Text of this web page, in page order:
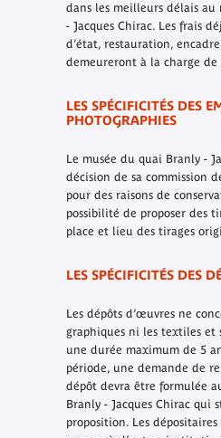
dans les meilleurs délais au
- Jacques Chirac. Les frais
d’état, restauration,
demeureront à la charge de
LES SPÉCIFICITÉS DES
PHOTOGRAPHIES
Le musée du quai Branly -
décision de sa commission
pour des raisons de
possibilité de proposer des
place et lieu des tirages
LES SPÉCIFICITÉS DES
Les dépôts d’œuvres ne
graphiques ni les textiles et
une durée maximum de 5
période, une demande de
dépôt devra être formulée
Branly - Jacques Chirac qui
proposition. Les